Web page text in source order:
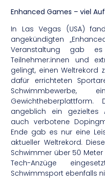
Enhanced Games – viel
In Las Vegas (USA)
angekündigten
Veranstaltung gab
Teilnehmer:innen und
gelingt, einen Weltrekord
dafür errichteten
Schwimmbewerbe,
Gewichtheberplattform.
angeblich ein gezieltes
auch verbotene
Ende gab es nur eine
aktueller Weltrekord.
Schwimmer über 50
Tech-Anzüge
Schwimmsport ebenfalls